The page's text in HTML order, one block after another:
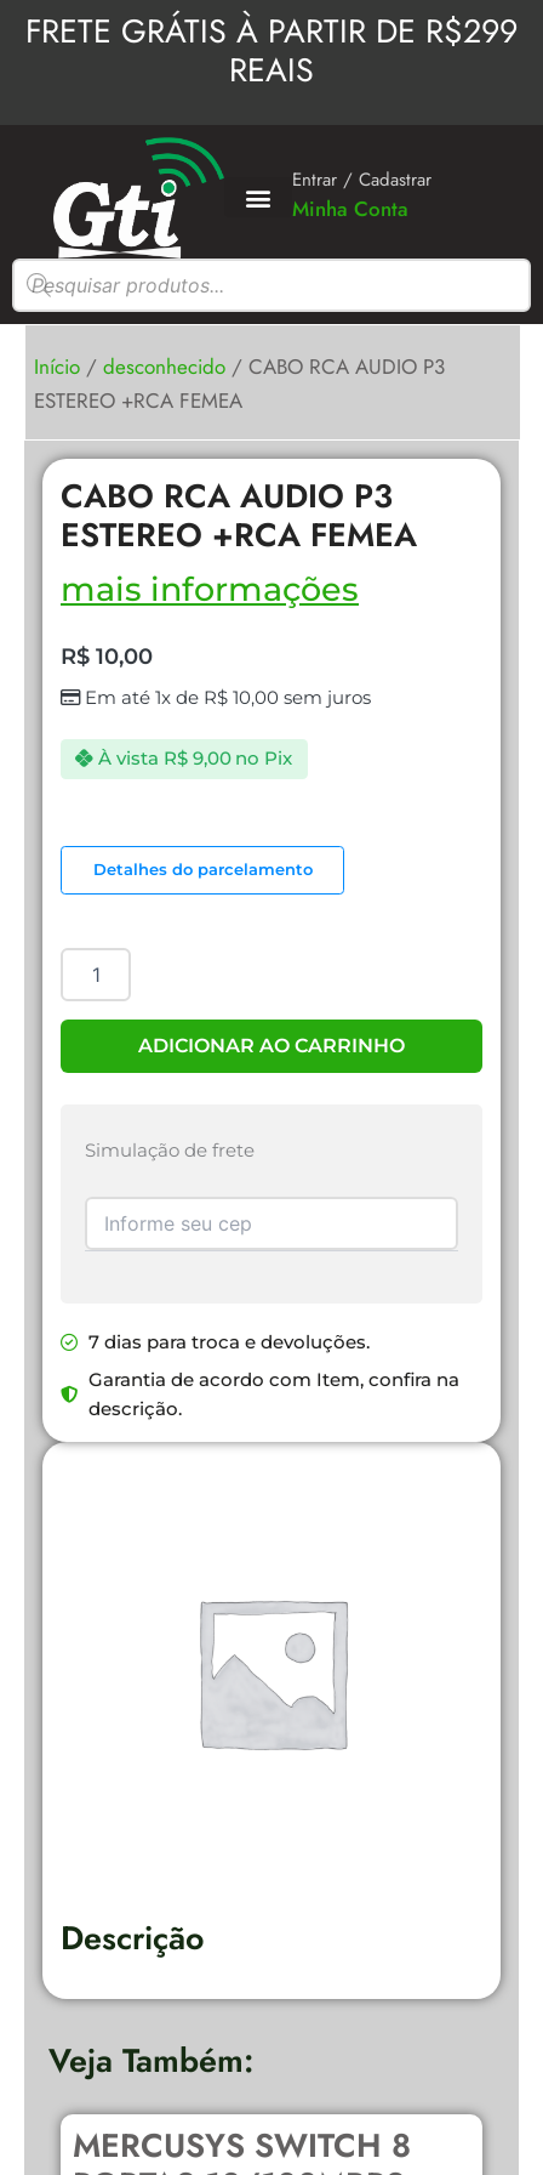
paraFRETE GRÁTIS À PARTIR DE R$299
REAIS
Entrar / Cadastrar
Minha Conta
Pesquisar
produtos
Início / desconhecido / CABO RCA AUDIO P3
ESTEREO +RCA FEMEA
Descrição
CABO RCA AUDIO P3
ESTEREO +RCA FEMEA
mais informações
R$ 10,00
Em até 1x de R$10,00sem juros
À vista R$9,00 no Pix
Detalhes do parcelamento
RCA
AUDIO
FEMEA
ADICIONAR AO CARRINHO
Simulação de frete
7 dias para troca e devoluções.
Garantia de acordo com Item, confira na
descrição.
Veja Também:
MERCUSYS SWITCH 8